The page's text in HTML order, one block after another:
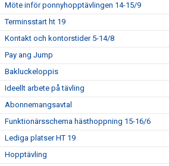
Möte inför ponnyhopptävlingen 14-15/9
Terminsstart ht 19
Kontakt och kontorstider 5-14/8
Pay ang Jump
Bakluckeloppis
Ideellt arbete på tävling
Abonnemangsavtal
Funktionärsschema hästhoppning 15-16/6
Lediga platser HT 19
Hopptävling